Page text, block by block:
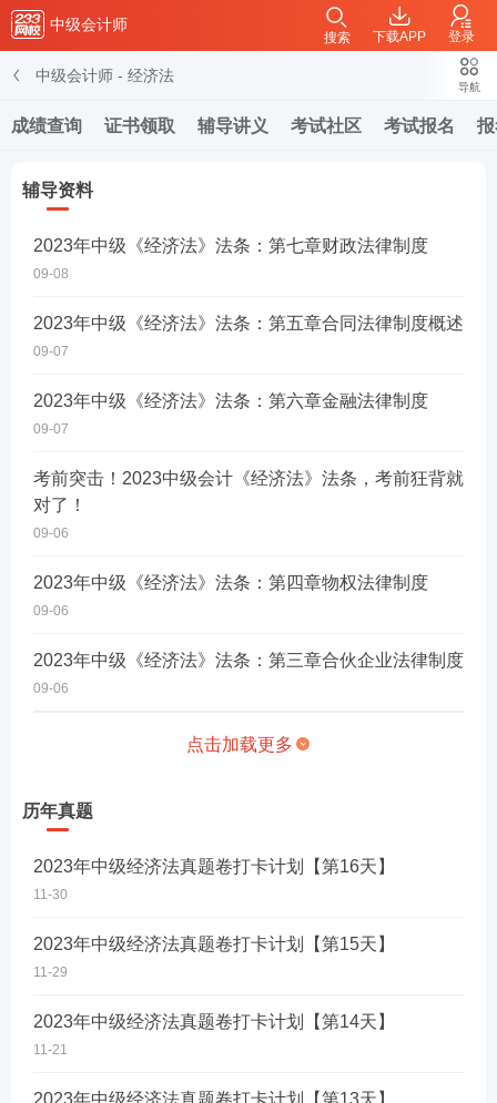
中级会计师
下载APP 登录
搜索
中级会计师 - 经济法
成绩查询 证书领取 辅导讲义 考试社区 考试报名
导航
辅导资料
2023年中级《经济法》法条：第七章财政法律制度
09-08
2023年中级《经济法》法条：第五章合同法律制度概述
09-07
2023年中级《经济法》法条：第六章金融法律制度
09-07
考前突击！2023中级会计《经济法》法条，考前狂背就
对了！
09-06
2023年中级《经济法》法条：第四章物权法律制度
09-06
2023年中级《经济法》法条：第三章合伙企业法律制度
09-06
点击加载更多
历年真题
2023年中级经济法真题卷打卡计划【第16天】
11-30
2023年中级经济法真题卷打卡计划【第15天】
11-29
2023年中级经济法真题卷打卡计划【第14天】
11-21
2023年中级经济法真题卷打卡计划【第13天】